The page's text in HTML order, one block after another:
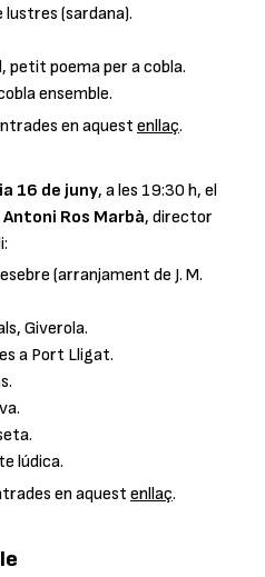
(sardana).
petit poema per a cobla.
ensemble.
en aquest enllaç.
16 de juny, a les 19:30 h, el
Antoni Ros Marbà, director
(arranjament de J. M.
Giverola.
a Port Lligat.
lúdica.
en aquest enllaç.